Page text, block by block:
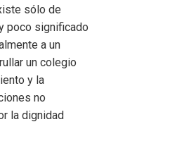
sólo de
poco significado
a un
un colegio
y la
no
la dignidad